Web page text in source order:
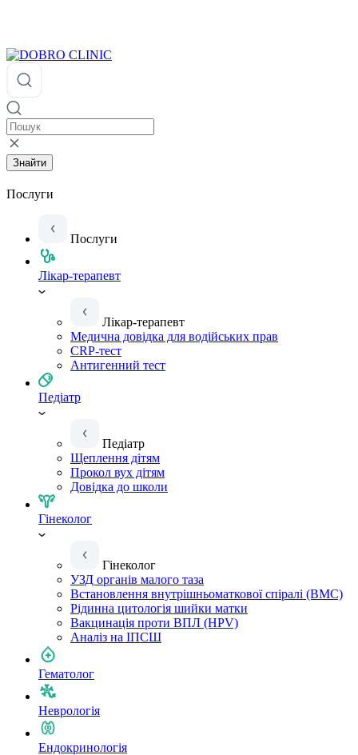
Знайти
Послуги
Послуги
Лікар-терапевт
Лікар-терапевт
Медична довідка для водійських прав
CRP-тест
Антигенний тест
Педіатр
Педіатр
Щеплення дітям
Прокол вух дітям
Довідка до школи
Гінеколог
Гінеколог
УЗД органів малого таза
Встановлення внутрішньоматкової спіралі (ВМС)
Рідинна цитологія шийки матки
Вакцинація проти ВПЛ (HPV)
Аналіз на ІПСШ
Гематолог
Неврологія
Ендокринологія